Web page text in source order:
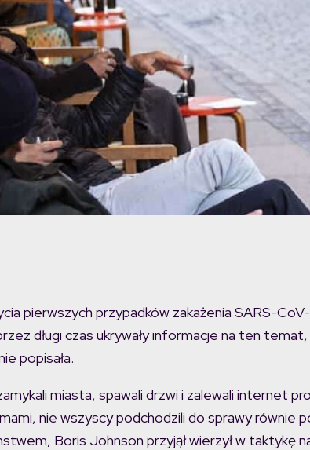
pierwszych przypadków zakażenia SARS-
długi czas ukrywały informacje na ten
popisała.
miasta, spawali drzwi i zalewali internet
nie wszyscy podchodzili do sprawy równie
Boris Johnson przyjął wierzył w taktykę